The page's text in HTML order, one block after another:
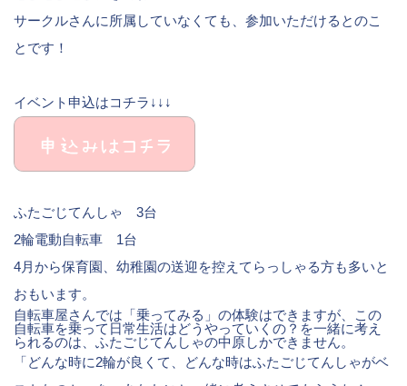
サークルさんに所属していなくても、参加いただけるとのこ
とです！
イベント申込はコチラ↓↓↓
ふたごじてんしゃ 3台
2輪電動自転車 1台
4月から保育園、幼稚園の送迎を控えてらっしゃる方も多いと
おもいます。
自転車屋さんでは「乗ってみる」の体験はできますが、この
自転車を乗って日常生活はどうやっていくの？を一緒に考え
られるのは、ふたごじてんしゃの中原しかできません。
「どんな時に2輪が良くて、どんな時はふたごじてんしゃがベ